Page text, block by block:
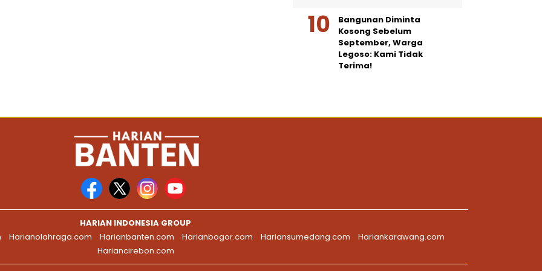
Bangunan Diminta
Kosong Sebelum
September, Warga
Legoso: Kami Tidak
Terima!
HARIAN INDONESIA GROUP
Harianolahraga.com Harianbanten.com Harianbogor.com Hariansumedang.com
Hariankarawang.com
Hariancirebon.com